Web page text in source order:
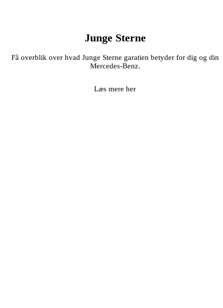
Junge Sterne
Få overblik over hvad Junge Sterne garatien betyder for dig og din
Mercedes-Benz.
Læs mere her